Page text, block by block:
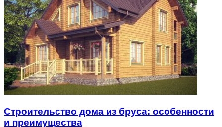
Строительство дома из бруса: особенности
и преимущества